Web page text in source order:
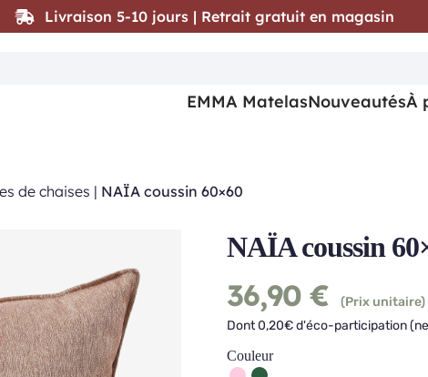
de chaises | NAÏA coussin 60×60
NAÏA coussin
36,90 €
(Prix unitaire)
Dont 0,20€ d'éco-participation
Couleur
Livraison 5-10 jours | Retrait gratuit en magasin
EMMA MatelasNouveautésÀ